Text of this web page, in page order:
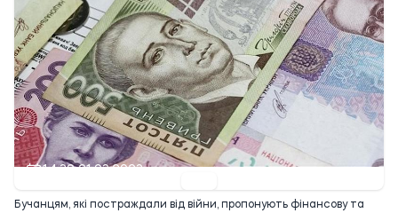
14:30 21.03.2023
Бучанцям, які постраждали від війни, пропонують фінансову та